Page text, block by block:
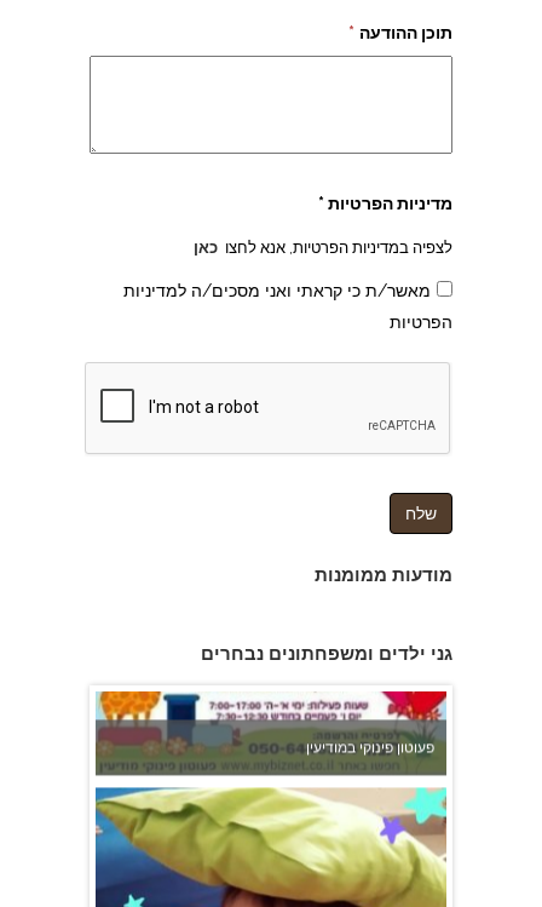
תוכן ההודעה *
מדיניות הפרטיות *
לצפיה במדיניות הפרטיות, אנא לחצו כאן
מאשר/ת כי קראתי ואני מסכים/ה למדיניות
הפרטיות
מודעות ממומנות
גני ילדים ומשפחתונים נבחרים
צהרון בקרית אונו
פעוטון פינוקי במודיעין